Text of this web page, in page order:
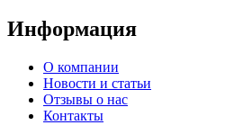
Информация
О компании
Новости и статьи
Отзывы о нас
Контакты